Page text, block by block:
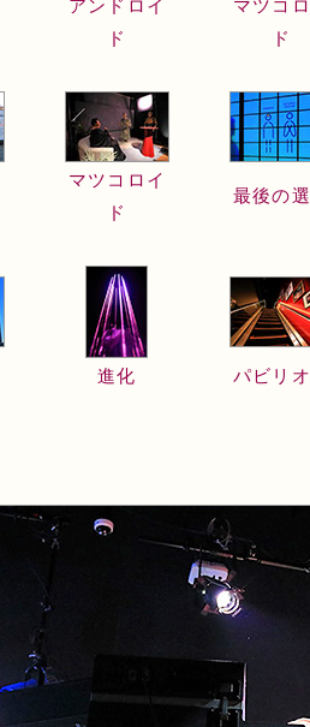
アンドロイ
ド
マツコ
ド
マツコロイ
ド
最後の
進化 パビリ